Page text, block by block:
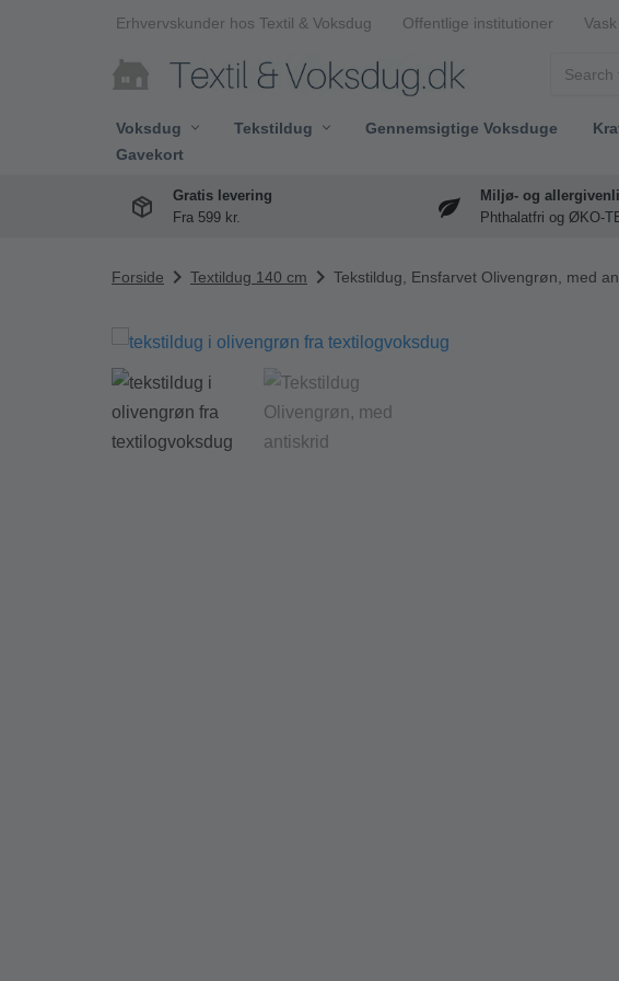
Erhvervskunder hos Textil & Voksdug Offentlige institutioner
Voksdug Tekstildug Gennemsigtige Voksduge
Gavekort
Gratis levering
Fra 599 kr.
Miljø- og
Phthalatfri og ØKO-
Forside chevron_right Textildug 140 cm chevron_right Tekstildug, Ensfarvet Olivengrøn, med